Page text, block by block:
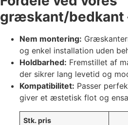
græskant/bedkant
Nem montering:
og enkel installation uden
Holdbarhed: Fremstillet af
der sikrer lang levetid og
Kompatibilitet: Passer
giver et æstetisk flot og
Stk. pris